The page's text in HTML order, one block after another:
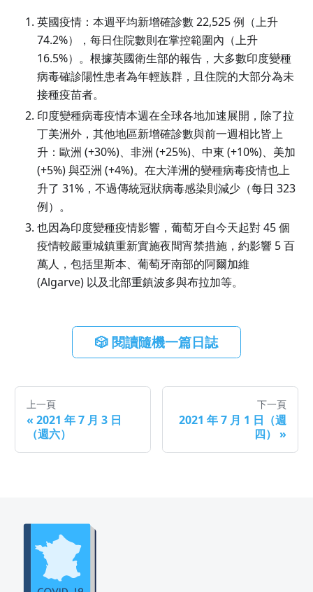
英國疫情：本週平均新增確診數 22,525 例（上升
74.2%），每日住院數則在掌控範圍內（上升
16.5%）。根據英國衛生部的報告，大多數印度變種
病毒確診陽性患者為年輕族群，且住院的大部分為未
接種疫苗者。
印度變種病毒疫情本週在全球各地加速展開，除了拉
丁美洲外，其他地區新增確診數與前一週相比皆上
升：歐洲 (+30%)、非洲 (+25%)、中東 (+10%)、美加
(+5%) 與亞洲 (+4%)。在大洋洲的變種病毒疫情也上
升了 31%，不過傳統冠狀病毒感染則減少（每日 323
例）。
也因為印度變種疫情影響，葡萄牙自今天起對 45 個
疫情較嚴重城鎮重新實施夜間宵禁措施，約影響 5 百
萬人，包括里斯本、葡萄牙南部的阿爾加維
(Algarve) 以及北部重鎮波多與布拉加等。
🎲 閱讀隨機一篇日誌
上一頁
« 2021 年 7 月 3 日
（週六）
下一頁
2021 年 7 月 1 日（週
四）
»